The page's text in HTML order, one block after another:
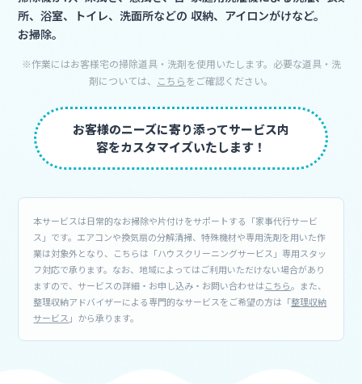
所、浴室、トイレ、洗面所などの
お掃除。
収納、アイロンがけなど。
※作業にはお客様宅の掃除道具・洗剤を使用いたします。必要な道具・洗
剤については、
こちらをご確認ください。
お客様のニーズに寄り添ってサービス内
容をカスタマイズいたします！
本サービスは日常的なお掃除や片付けをサポートする「家事代行サービ
ス」です。エアコンや換気扇の分解清掃、特殊機材や専用洗剤を用いた作
業は対象外となり、こちらは「ハウスクリーニングサービス」専用スタッ
フ対応で承ります。なお、地域によってはご利用いただけない場合があり
ますので、サービスの詳細・お申し込み・お問い合わせはこちら。また、
整理収納アドバイザーによる専門的なサービスをご希望の方は「整理収納
サービス 」から承ります。